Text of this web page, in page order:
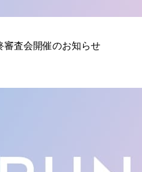
審査会開催のお知らせ